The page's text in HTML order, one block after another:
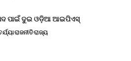
ପାଇଁ ଦୁଇ ଓଡ଼ିଆ ଆଇପିଏସ୍
ରାଜନୀତିରାଜ୍ୟ